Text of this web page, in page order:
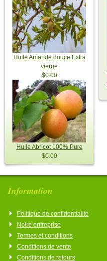
Huile Amande douce Extra
vierge
$0.00
Huile Abricot 100% Pure
$0.00
Information
Politique de confidentialité
Notre entreprise
Termes et conditions
Conditions de vente
Conditions de retours